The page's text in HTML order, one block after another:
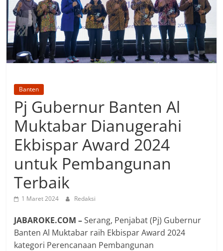
Banten
Pj Gubernur Banten Al
Muktabar Dianugerahi
Ekbispar Award 2024
untuk Pembangunan
Terbaik
1 Maret 2024 Redaksi
JABAROKE.COM –Serang, Penjabat (Pj) Gubernur
Banten Al Muktabar raih Ekbispar Award 2024
kategori Perencanaan Pembangunan